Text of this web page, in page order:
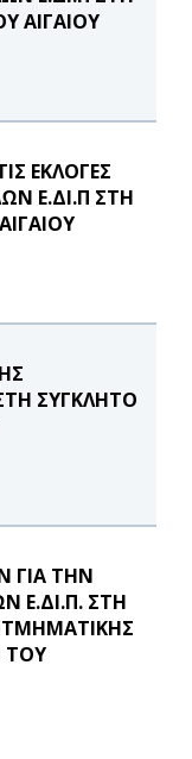
ΑΙΓΑΙΟΥ
ΕΚΛΟΓΕΣ
Ε.ΔΙ.Π ΣΤΗ
ΣΥΓΚΛΗΤΟ
ΓΙΑ ΤΗΝ
Ε.ΔΙ.Π. ΣΤΗ
ΤΟΥ